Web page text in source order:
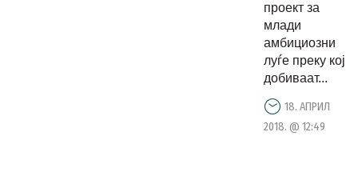
проект за
млади
амбициозни
луѓе преку кој
добиваат...
18. АПРИЛ
2018. @ 12:49